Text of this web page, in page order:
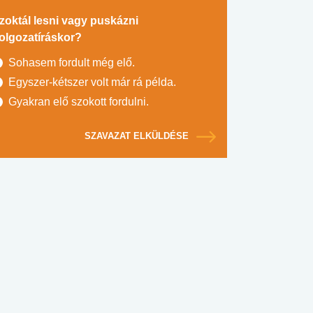
lesni vagy puskázni
Sohasem fordult még elő.
Egyszer-kétszer volt már rá példa.
Gyakran elő szokott fordulni.
SZAVAZAT ELKÜLDÉSE